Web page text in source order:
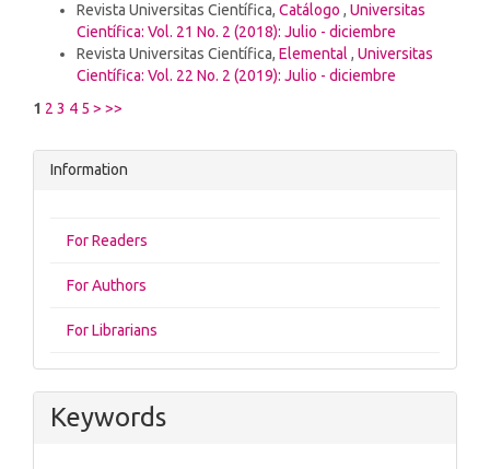
Revista Universitas Científica, Catálogo , Universitas
Científica: Vol. 21 No. 2 (2018): Julio - diciembre
Revista Universitas Científica, Elemental , Universitas
Científica: Vol. 22 No. 2 (2019): Julio - diciembre
1 2 3 4 5 > >>
Information
For Readers
For Authors
For Librarians
Keywords